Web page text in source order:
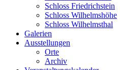
Schloss Friedrichstein
Schloss Wilhelmshöhe
Schloss Wilhelmsthal
Galerien
Ausstellungen
Orte
Archiv